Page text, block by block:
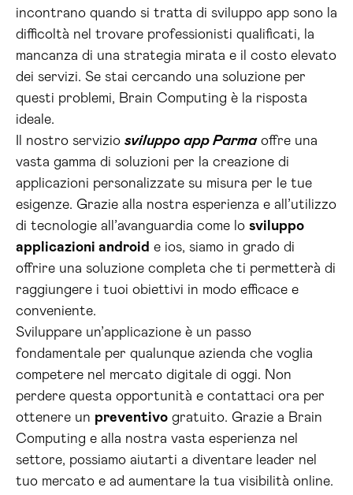
incontrano quando si tratta di sviluppo app sono la
difficoltà nel trovare professionisti qualificati, la
mancanza di una strategia mirata e il costo elevato
dei servizi. Se stai cercando una soluzione per
questi problemi, Brain Computing è la risposta
ideale.
Il nostro servizio sviluppo app Parmaoffre una
vasta gamma di soluzioni per la creazione di
applicazioni personalizzate su misura per le tue
esigenze. Grazie alla nostra esperienza e all’utilizzo
di tecnologie all’avanguardia come lo sviluppo
applicazioni android e ios, siamo in grado di
offrire una soluzione completa che ti permetterà di
raggiungere i tuoi obiettivi in modo efficace e
conveniente.
Sviluppare un’applicazione è un passo
fondamentale per qualunque azienda che voglia
competere nel mercato digitale di oggi. Non
perdere questa opportunità e contattaci ora per
ottenere un preventivo gratuito. Grazie a Brain
Computing e alla nostra vasta esperienza nel
settore, possiamo aiutarti a diventare leader nel
tuo mercato e ad aumentare la tua visibilità online.